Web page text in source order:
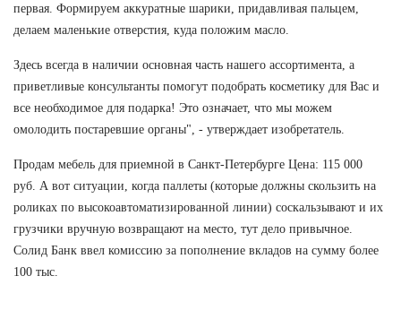
первая. Формируем аккуратные шарики, придавливая пальцем,
делаем маленькие отверстия, куда положим масло.
Здесь всегда в наличии основная часть нашего ассортимента, а
приветливые консультанты помогут подобрать косметику для Вас и
все необходимое для подарка! Это означает, что мы можем
омолодить постаревшие органы", - утверждает изобретатель.
Продам мебель для приемной в Санкт-Петербурге Цена: 115 000
руб. А вот ситуации, когда паллеты (которые должны скользить на
роликах по высокоавтоматизированной линии) соскальзывают и их
грузчики вручную возвращают на место, тут дело привычное.
Солид Банк ввел комиссию за пополнение вкладов на сумму более
100 тыс.